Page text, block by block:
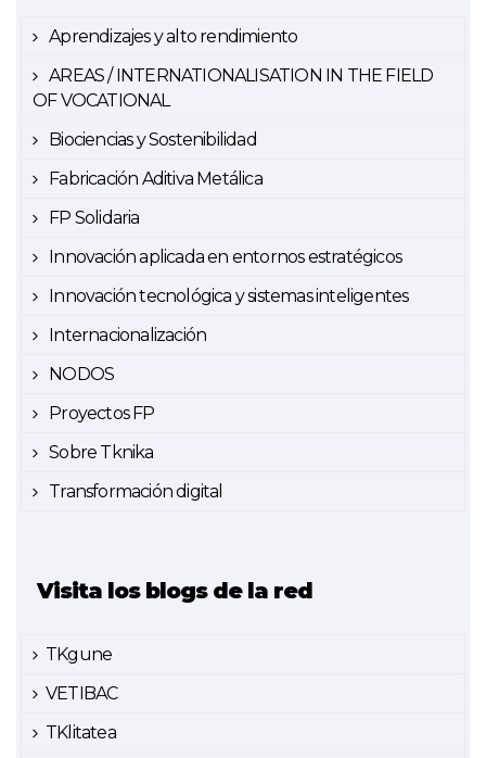
Aprendizajes y alto rendimiento
AREAS / INTERNATIONALISATION IN THE FIELD
OF VOCATIONAL
Biociencias y Sostenibilidad
Fabricación Aditiva Metálica
FP Solidaria
Innovación aplicada en entornos estratégicos
Innovación tecnológica y sistemas inteligentes
Internacionalización
NODOS
Proyectos FP
Sobre Tknika
Transformación digital
Visita los blogs de la red
TKgune
VETIBAC
TKlitatea